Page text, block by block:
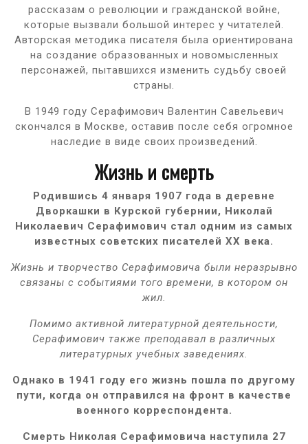
рассказам о революции и гражданской войне,
которые вызвали большой интерес у читателей.
Авторская методика писателя была ориентирована
на создание образованных и новомысленных
персонажей, пытавшихся изменить судьбу своей
страны.
В 1949 году Серафимович Валентин Савельевич
скончался в Москве, оставив после себя огромное
наследие в виде своих произведений.
Жизнь и смерть
Родившись 4 января 1907 года в деревне
Дворкашки в Курской губернии, Николай
Николаевич Серафимович стал одним из самых
известных советских писателей XX века.
Жизнь и творчество Серафимовича были неразрывно
связаны с событиями того времени, в котором он
жил.
Помимо активной литературной деятельности,
Серафимович также преподавал в различных
литературных учебных заведениях.
Однако в 1941 году его жизнь пошла по другому
пути, когда он отправился на фронт в качестве
военного корреспондента.
Смерть Николая Серафимовича наступила 27